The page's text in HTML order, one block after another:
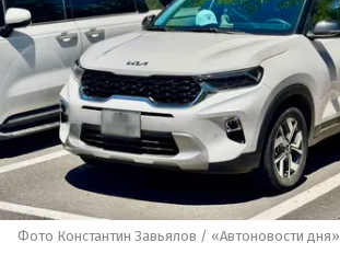
Фото Константин Завьялов / «Автоновости дня»